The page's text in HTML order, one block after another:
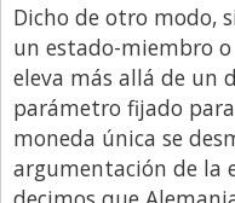
Dicho de otro modo,
un estado-miembro
eleva más allá de un
parámetro fijado
moneda única se
argumentación de la